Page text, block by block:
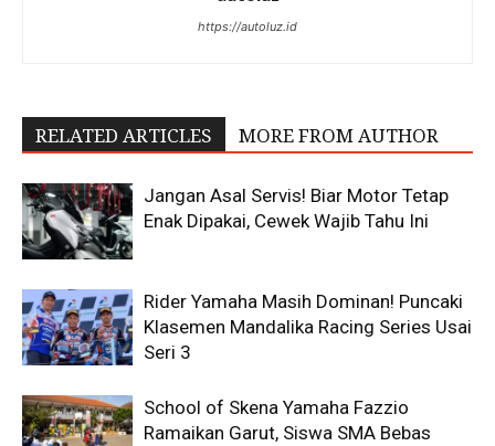
https://autoluz.id
RELATED ARTICLES MORE FROM AUTHOR
Jangan Asal Servis! Biar Motor Tetap
Enak Dipakai, Cewek Wajib Tahu Ini
Rider Yamaha Masih Dominan! Puncaki
Klasemen Mandalika Racing Series Usai
Seri 3
School of Skena Yamaha Fazzio
Ramaikan Garut, Siswa SMA Bebas